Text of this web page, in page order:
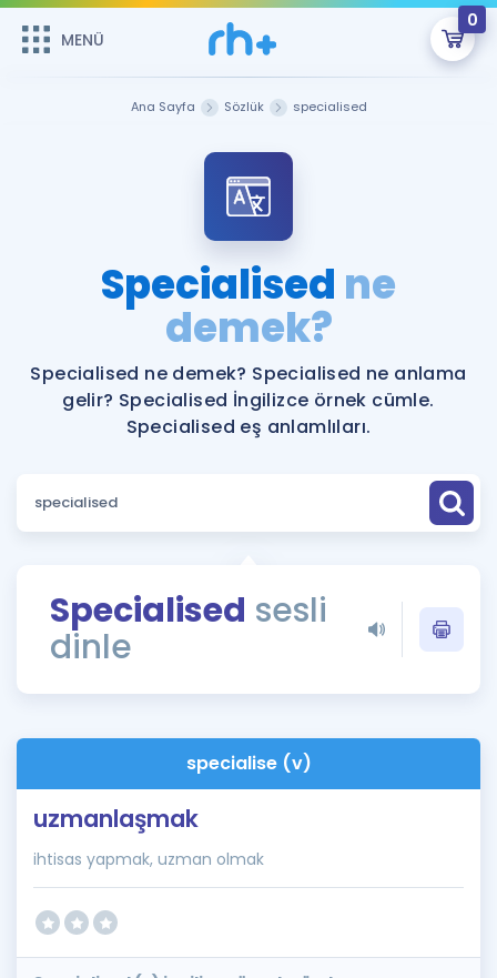
MENÜ
0
Şifremi Hatırlamıyorum
Sepetin Şu An Boş.
Remzi Hoca ile seni sınava hazırlayacak onlarca eğitim seni
bekliyor!
MENÜ
Katılımcı Görüşleri
Faydalı Araçlar
Ücretsiz Kaynaklar
ÖSYM Sınav Takvimi
Kampanyalar
İngilizce Gramer
İngilizce Gramer
Ana Sayfa Sözlük specialised
Specialised ne
demek?
Specialised ne demek? Specialised ne anlama
gelir? Specialised İngilizce örnek cümle.
Specialised eş anlamlıları.
Specialised sesli
dinle
specialise (v)
uzmanlaşmak
ihtisas yapmak, uzman olmak